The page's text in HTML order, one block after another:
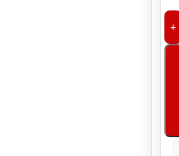
+